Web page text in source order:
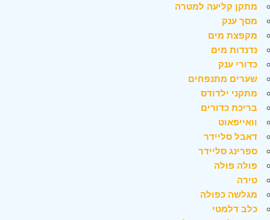
מתקן קליעה למטרה
מסך ענק
מקפצת מים
נדנדות מים
כדורי ענק
שערים מתנפחים
מתקני ילדודס
בריכת כדורים
וואייפאוט
דאבל סליידר
ספרינג סליידר
פולה פולה
טירה
מגלשה כפולה
כלב דלמטי